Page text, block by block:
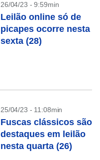
26/04/23 - 9:59min
Leilão online só de
picapes ocorre nesta
sexta (28)
25/04/23 - 11:08min
Fuscas clássicos são
destaques em leilão
nesta quarta (26)